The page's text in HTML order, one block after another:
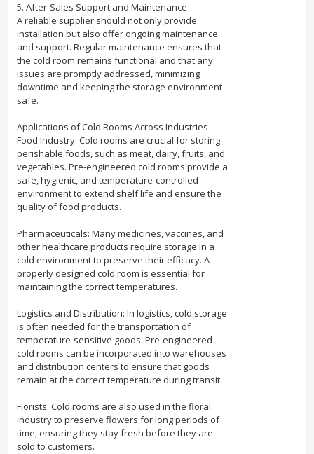
5. After-Sales Support and Maintenance
A reliable supplier should not only provide
installation but also offer ongoing maintenance
and support. Regular maintenance ensures that
the cold room remains functional and that any
issues are promptly addressed, minimizing
downtime and keeping the storage environment
safe.
Applications of Cold Rooms Across Industries
Food Industry: Cold rooms are crucial for storing
perishable foods, such as meat, dairy, fruits, and
vegetables. Pre-engineered cold rooms provide a
safe, hygienic, and temperature-controlled
environment to extend shelf life and ensure the
quality of food products.
Pharmaceuticals: Many medicines, vaccines, and
other healthcare products require storage in a
cold environment to preserve their efficacy. A
properly designed cold room is essential for
maintaining the correct temperatures.
Logistics and Distribution: In logistics, cold storage
is often needed for the transportation of
temperature-sensitive goods. Pre-engineered
cold rooms can be incorporated into warehouses
and distribution centers to ensure that goods
remain at the correct temperature during transit.
Florists: Cold rooms are also used in the floral
industry to preserve flowers for long periods of
time, ensuring they stay fresh before they are
sold to customers.